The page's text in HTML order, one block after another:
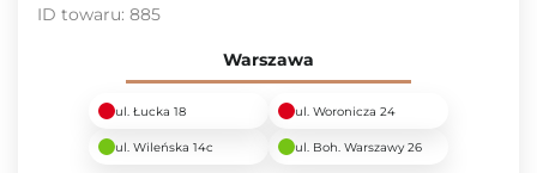
ID towaru: 885
Warszawa
ul. Łucka 18 ul. Woronicza 24
ul. Wileńska 14c ul. Boh. Warszawy 26